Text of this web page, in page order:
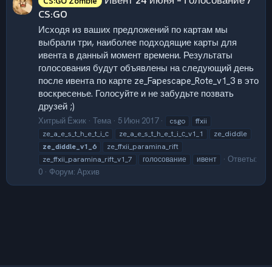
CS:GO
Исходя из ваших предложений по картам мы
выбрали три, наиболее подходящие карты для
ивента в данный момент времени. Результаты
голосования будут объявлены на следующий день
после ивента по карте ze_Fapescape_Rote_v1_3 в это
воскресенье. Голосуйте и не забудьте позвать
друзей ;)
Хитрый Ёжик Тема 5 Июн 2017 csgo
ffxii
ze_a_e_s_t_h_e_t_i_с
ze_a_e_s_t_h_e_t_i_с_v1_1
ze_diddle
ze_diddle_v1_6
ze_ffxii_paramina_rift
ze_ffxii_paramina_rift_v1_7
голосование ивент
Ответы:
0
Форум: Архив